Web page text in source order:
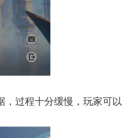
过程十分缓慢，玩家可以